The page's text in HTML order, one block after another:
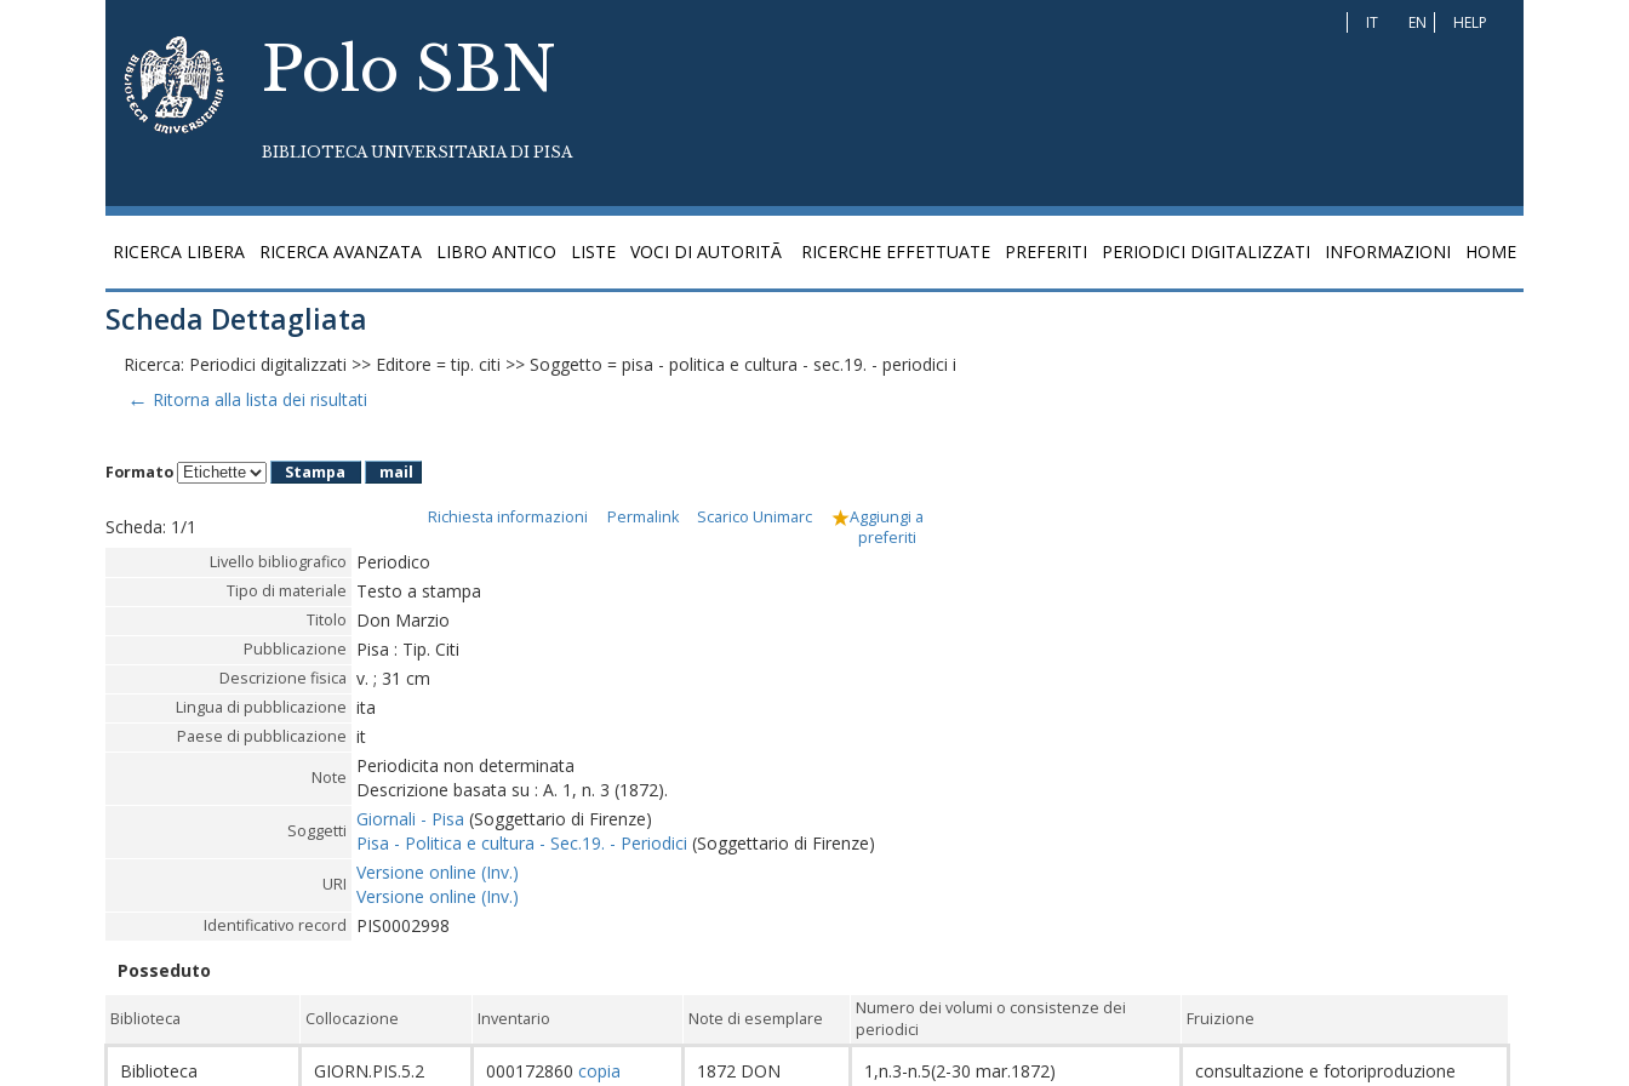
Polo SBN
BIBLIOTECA UNIVERSITARIA DI PISA
IT EN HELP
RICERCA LIBERA RICERCA AVANZATA LIBRO ANTICO LISTE VOCI DI AUTORITÃ RICERCHE EFFETTUATE PREFERITI PERIODICI DIGITALIZZATI INFORMAZIONI HOME
Scheda Dettagliata
Ricerca: Periodici digitalizzati >> Editore = tip. citi >> Soggetto = pisa - politica e cultura - sec.19. - periodici i
← Ritorna alla lista dei risultati
Formato Stampa mail
Scheda: 1/1 Richiesta informazioni Permalink Scarico Unimarc
Aggiungi a
preferiti
Livello bibliografico Periodico
Tipo di materiale Testo a stampa
Titolo Don Marzio
Pubblicazione Pisa : Tip. Citi
Descrizione fisica v. ; 31 cm
Lingua di pubblicazione ita
Paese di pubblicazione it
Note
Periodicita non determinata
Descrizione basata su : A. 1, n. 3 (1872).
Soggetti
Giornali - Pisa (Soggettario di Firenze)
Pisa - Politica e cultura - Sec.19. - Periodici (Soggettario di Firenze)
URI
Versione online (Inv.)
Versione online (Inv.)
Identificativo record PIS0002998
Posseduto
Biblioteca Collocazione Inventario Note di esemplare
Numero dei volumi o consistenze dei
periodici
Fruizione
Biblioteca
GIORN.PIS.5.2
000172860 copia
1872 DON
1,n.3-n.5(2-30 mar.1872)
consultazione e fotoriproduzione